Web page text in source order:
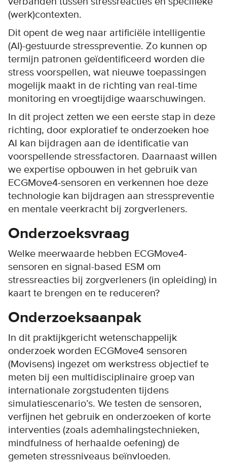
(werk)contexten.
Dit opent de weg naar artificiële intelligentie
(AI)-gestuurde stresspreventie. Zo kunnen op
termijn patronen geïdentificeerd worden die
stress voorspellen, wat nieuwe toepassingen
mogelijk maakt in de richting van real-time
monitoring en vroegtijdige waarschuwingen.
In dit project zetten we een eerste stap in deze
richting, door exploratief te onderzoeken hoe
AI kan bijdragen aan de identificatie van
voorspellende stressfactoren. Daarnaast willen
we expertise opbouwen in het gebruik van
ECGMove4-sensoren en verkennen hoe deze
technologie kan bijdragen aan stresspreventie
en mentale veerkracht bij zorgverleners.
Onderzoeksvraag
Welke meerwaarde hebben ECGMove4-
sensoren en signal-based ESM om
stressreacties bij zorgverleners (in opleiding) in
kaart te brengen en te reduceren?
Onderzoeksaanpak
In dit praktijkgericht wetenschappelijk
onderzoek worden ECGMove4 sensoren
(Movisens) ingezet om werkstress objectief te
meten bij een multidisciplinaire groep van
internationale zorgstudenten tijdens
simulatiescenario’s. We testen de sensoren,
verfijnen het gebruik en onderzoeken of korte
interventies (zoals ademhalingstechnieken,
mindfulness of herhaalde oefening) de
gemeten stressniveaus beïnvloeden.